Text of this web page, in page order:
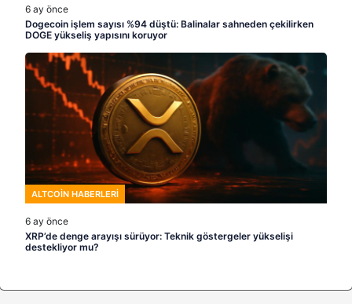
6 ay önce
Dogecoin işlem sayısı %94 düştü: Balinalar sahneden çekilirken
DOGE yükseliş yapısını koruyor
ALTCOIN HABERLERI
6 ay önce
XRP’de denge arayışı sürüyor: Teknik göstergeler yükselişi
destekliyor mu?